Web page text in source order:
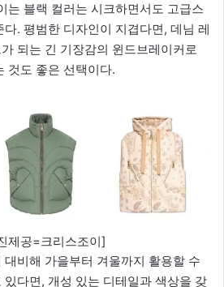
는 블랙 컬러는 시크하면서도 고급스
. 평범한 디자인이 지겹다면, 데님 레
되는 긴 기장감의 윈드브레이커로
것도 좋은 선택이다.
제공=크리스조이]
비해 가을부터 겨울까지 활용할 수
다면, 개성 있는 디테일과 색상을 갖